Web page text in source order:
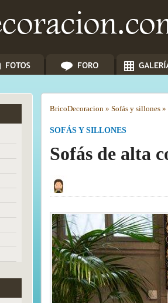
BricoDecoracion » Sofás y sillones »
SOFÁS Y SILLONES
Sofás de alta